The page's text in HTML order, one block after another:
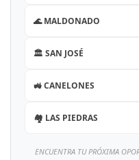
🌊 MALDONADO
🏛️ SAN JOSÉ
🚜 CANELONES
🏘️ LAS PIEDRAS
ENCUENTRA TU PRÓXIMA